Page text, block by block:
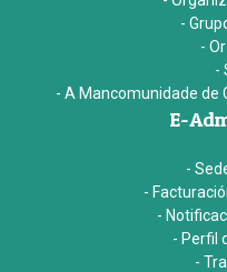
-
-
-
- A Mancomunidade de
E-
-
-
-
- Perfil
-